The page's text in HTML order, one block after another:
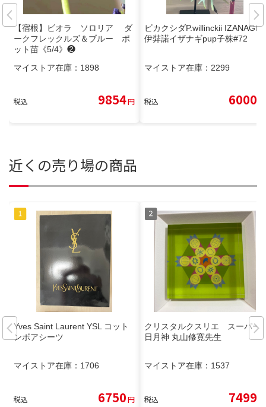
【宿根】ビオラ ソロリア ダ
ークフレックルズ＆ブルー ポ
ット苗《5/4》❷
マイストア在庫： 1898
税込 9854円
ビカクシダP.willinckii IZANAGI
伊弉諾イザナギpup子株#72
マイストア在庫： 2299
税込 6000
近くの売り場の商品
Yves Saint Laurent YSL コット
ンボアシーツ
マイストア在庫： 1706
税込 6750円
クリスタルクスリエ スーパー
日月神 丸山修寛先生
マイストア在庫： 1537
税込 7499